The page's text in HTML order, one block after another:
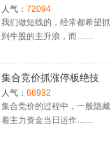
一时间介入牛股主升浪捕
捉涨停板的技巧（图解）
人气： 72094
我们做短线的，经常都希望抓
到牛股的主升浪，而……
集合竞价抓涨停板绝技
（附公式源码）
人气： 66932
集合竞价的过程中，一般隐藏
着主力资金当日运作……